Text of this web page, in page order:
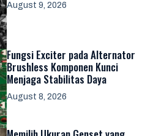
August 9, 2026
Fungsi Exciter pada Alternator
Brushless Komponen Kunci
Menjaga Stabilitas Daya
August 8, 2026